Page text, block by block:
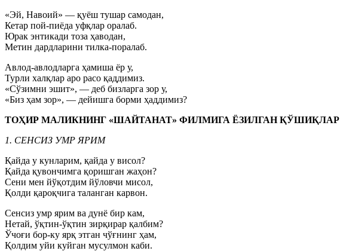
«Эй, Навоий» — қуёш тушар самодан,
Кетар пой-пиёда уфқлар оралаб.
Юрак энтикади тоза ҳаводан,
Метин дардларини тилка-поралаб.
Авлод-авлодларга ҳамиша ёр у,
Турли халқлар аро расо қаддимиз.
«Сўзимни эшит», — деб бизларга зор у,
«Биз ҳам зор», — дейишга борми ҳаддимиз?
ТОҲИР МАЛИКНИНГ «ШАЙТАНАТ» ФИЛМИГА ЁЗИЛГАН ҚЎШИҚЛАР
1. СЕНСИЗ УМР ЯРИМ
Қайда у кунларим, қайда у висол?
Қайда қувончимга қоришган жаҳон?
Сени мен йўқотдим йўловчи мисол,
Қолди қароқчига таланган карвон.
Сенсиз умр ярим ва дунё бир кам,
Нетай, ўқтин-ўқтин зирқирар қалбим?
Ўчоғи бор-ку ярқ этган чўғнинг ҳам,
Қолдим уйи куйган мусулмон каби.